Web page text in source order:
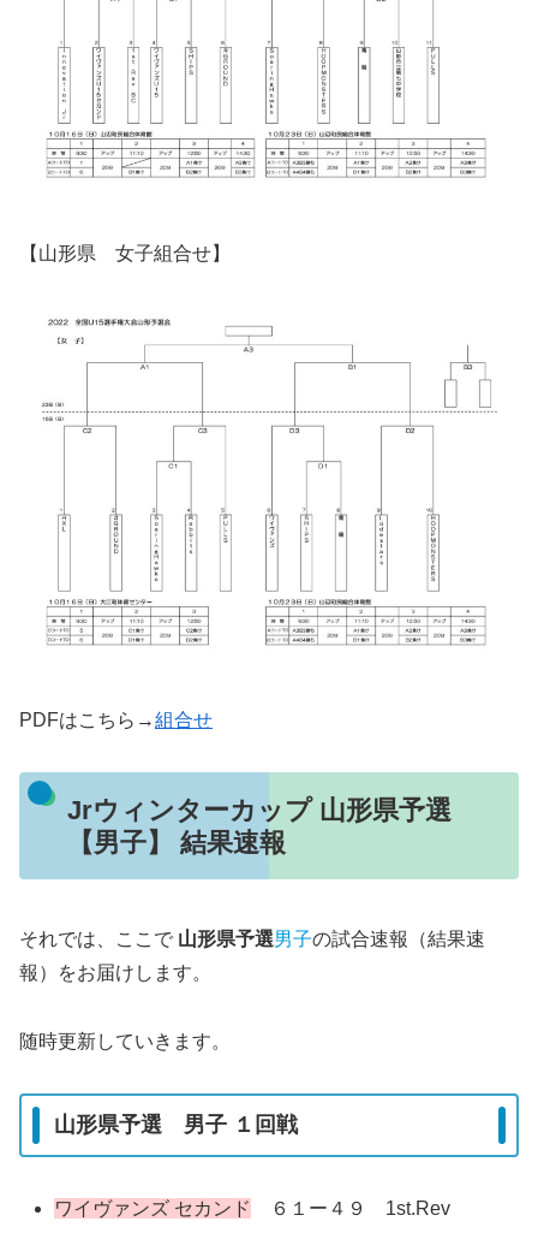
【山形県 女子組合せ】
PDFはこちら→組合せ
Jrウィンターカップ 山形県予選
【男子】 結果速報
それでは、ここで 山形県予選男子の試合速報（結果速
報）をお届けします。
随時更新していきます。
山形県予選 男子 １回戦
ワイヴァンズ セカンド
６１ー４９ 1st.Rev